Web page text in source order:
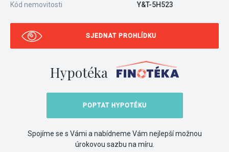
Kód nemovitosti Y&T-5H523
SJEDNAT PROHLÍDKU
Hypotéka
POPTAT HYPOTÉKU
Spojíme se s Vámi a nabídneme Vám nejlepší možnou
úrokovou sazbu na míru.